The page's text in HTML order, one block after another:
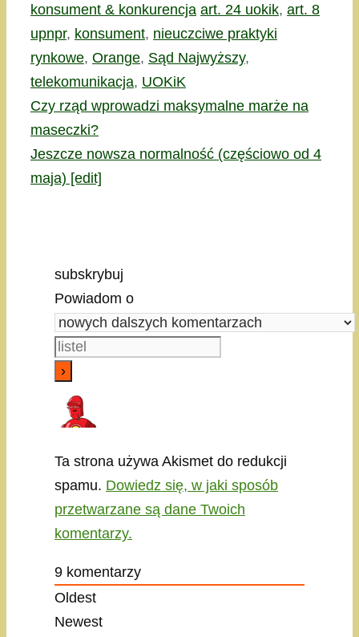
Kategorie
konsument & konkurencja Tagi
art. 24 uokik, art. 8
upnpr, konsument, nieuczciwe praktyki
rynkowe, Orange, Sąd Najwyższy,
telekomunikacja, UOKiK
Czy rząd wprowadzi maksymalne marże na
maseczki?
Jeszcze nowsza normalność (częściowo od 4
maja) [edit]
subskrybuj
Powiadom o
Ta strona używa Akismet do redukcji
spamu. Dowiedz się, w jaki sposób
przetwarzane są dane Twoich
komentarzy.
9 komentarzy
Oldest
Newest